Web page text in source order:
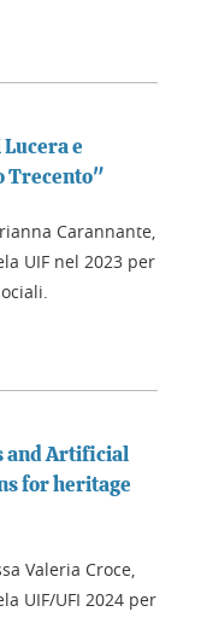
e
Trecento"
Carannante,
UIF nel 2023 per
and Artificial
for heritage
Valeria Croce,
UIF/UFI 2024 per